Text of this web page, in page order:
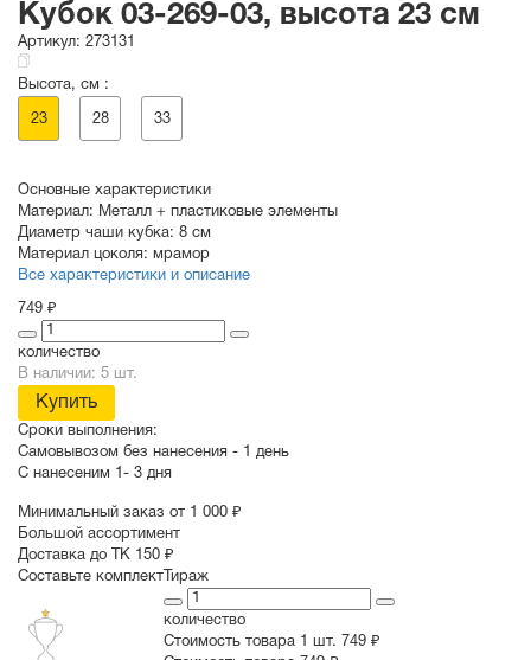
Кубок 03-269-03, высота 23 см
Артикул: 273131
Высота, см :
23 28 33
Основные характеристики
Материал: Металл + пластиковые элементы
Диаметр чаши кубка: 8 см
Материал цоколя: мрамор
Все характеристики и описание
749 ₽
количество
В наличии: 5 шт.
Купить
Сроки выполнения:
Самовывозом без нанесения -
1 день
С нанесеним
1- 3 дня
Минимальный заказ от 1 000 ₽
Большой ассортимент
Доставка до ТК 150 ₽
Составьте комплект Тираж
количество
Стоимость товара 1 шт. 749 ₽